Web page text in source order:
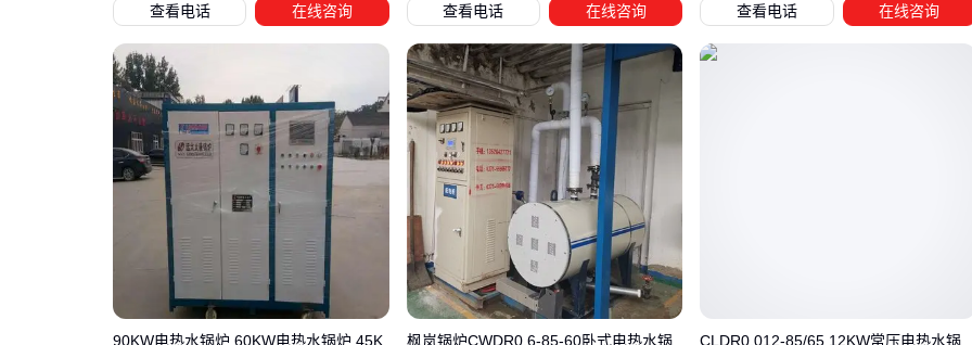
核心配套设备可分为三类：
压力控制类：如锅炉压力控制器
调节系统压力，防止超压运行
水质处理类：
软化水设备
积，延长锅炉寿命
辅助循环类： 热水循环泵
布，避免局部过热
选择配套设备时，需注意与主设备的兼容性。例如压力控制器
的量程应覆盖锅炉工作范围，
环境。潮湿或多尘场所建议选用
查看电话 在线咨询 查看电话 在线咨询 查看电话 在线咨询
90KW电热水锅炉 60KW电热水锅炉 45K
枫岚锅炉CWDR0.6-85-60卧式电热水锅
CLDR0.012-85/65 12KW常压电热水锅